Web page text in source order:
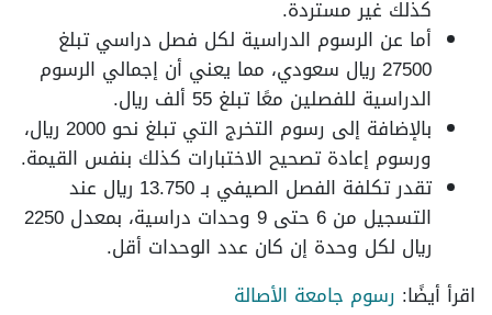
كذلك غير مستردة.
أما عن الرسوم الدراسية لكل فصل دراسي تبلغ
27500 ريال سعودي، مما يعني أن إجمالي الرسوم
الدراسية للفصلين معًا تبلغ 55 ألف ريال.
بالإضافة إلى رسوم التخرج التي تبلغ نحو 2000 ريال،
ورسوم إعادة تصحيح الاختبارات كذلك بنفس القيمة.
تقدر تكلفة الفصل الصيفي بـ 13.750 ريال عند
التسجيل من 6 حتى 9 وحدات دراسية، بمعدل 2250
ريال لكل وحدة إن كان عدد الوحدات أقل.
اقرأ أيضًا: رسوم جامعة الأصالة